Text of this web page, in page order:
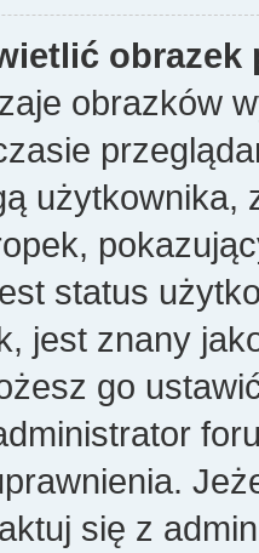
obrazków
użytkownika,
status
jest znany
go
się z